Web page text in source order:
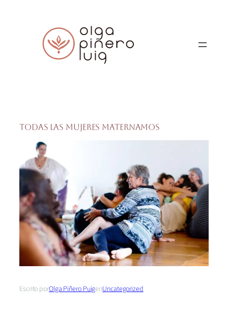
Todas las mujeres Maternamos
Escrito porOlga Piñero PuigenUncategorized